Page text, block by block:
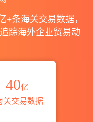
+条海关交易数据，
踪海外企业贸易动
40亿+
关交易数据